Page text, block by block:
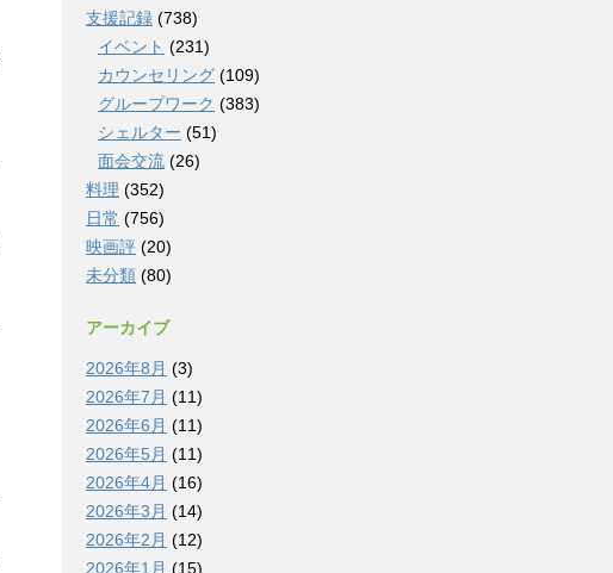
支援記録 (738)
イベント (231)
カウンセリング (109)
グループワーク (383)
シェルター (51)
面会交流 (26)
料理 (352)
日常 (756)
映画評 (20)
未分類 (80)
アーカイブ
2026年8月 (3)
2026年7月 (11)
2026年6月 (11)
2026年5月 (11)
2026年4月 (16)
2026年3月 (14)
2026年2月 (12)
2026年1月 (15)